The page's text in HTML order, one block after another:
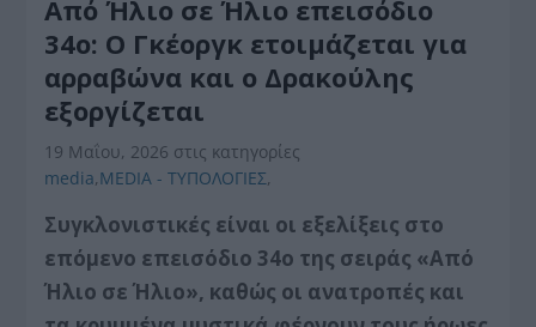
Από Ήλιο σε Ήλιο επεισόδιο
34ο: Ο Γκέοργκ ετοιμάζεται για
αρραβώνα και ο Δρακούλης
εξοργίζεται
19 Μαΐου, 2026 στις κατηγορίες
media,MEDIA - ΤΥΠΟΛΟΓΙΕΣ,
Συγκλονιστικές είναι οι εξελίξεις στο
επόμενο επεισόδιο 34ο της σειράς «Από
Ήλιο σε Ήλιο», καθώς οι ανατροπές και